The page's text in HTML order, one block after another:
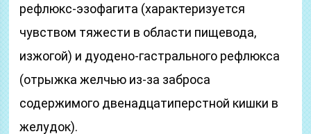
рефлюкс-эзофагита (характеризуется
чувством тяжести в области пищевода,
изжогой) и дуодено-гастрального рефлюкса
(отрыжка желчью из-за заброса
содержимого двенадцатиперстной кишки в
желудок).